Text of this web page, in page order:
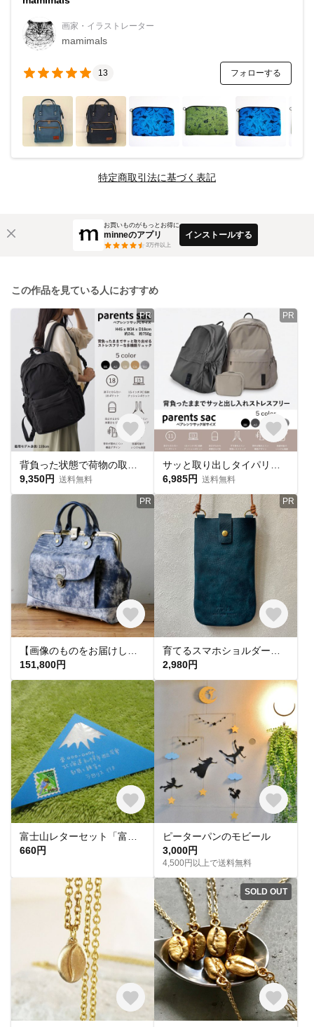
画家・イラストレーター
mamimals
13 フォローする
特定商取引法に基づく表記
お買いものがもっとお得に
minneのアプリ
3万件以上
インストールする
この作品を見ている人におすすめ
PR
9,350円 送料無料
PR
6,985円 送料無料
PR
151,800円
PR
2,980円
660円
ピーターパンのモビール
3,000円
4,500円以上で送料無料
SOLD OUT